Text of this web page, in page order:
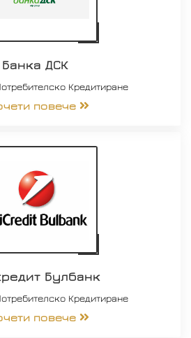
Банка ДСК
Кредитиране
повече
Булбанк
Кредитиране
повече